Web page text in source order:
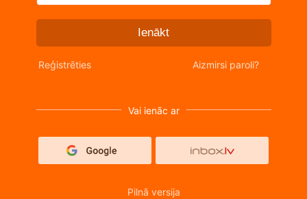
Ienākt
Reģistrēties Aizmirsi paroli?
Vai ienāc ar
Pilnā versija